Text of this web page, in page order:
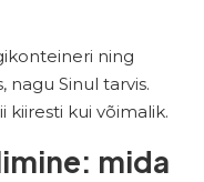
ning
nagu Sinul tarvis.
kiiresti kui võimalik.
mida